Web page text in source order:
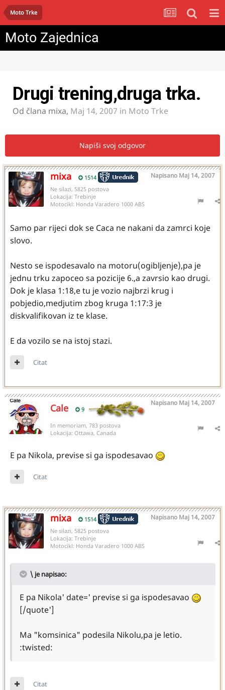
Moto Trke
Moto Zajednica
Drugi trening,druga trka.
Od člana mixa, Maj 14, 2007 in Moto Trke
Napiši svoj odgovor
mixa 1514 Napisano Maj 14, 2007
Ne silazi, 5825 postova
Lokacija: Trebinje
Motocikl: Honda Varadero 1000 ABS
Samo par rijeci dok se Caca ne nakani da zamrci koje
slovo.
Nesto se ispodesavalo na motoru(ogibljenje),pa je
jednu trku zapoceo sa pozicije 6.,a zavrsio kao drugi.
Dok je klasa 1:18,e tu je vozio najbrzi krug i
pobjedio,medjutim zbog kruga 1:17:3 je
diskvalifikovan iz te klase.
E da vozilo se na istoj stazi.
Citat
Cale 9
Napisano Maj 14, 2007
In memoriam, 783 postova
Lokacija: Ottawa, Canada
E pa Nikola, previse si ga ispodesavao
Citat
mixa 1514 Napisano Maj 14, 2007
Ne silazi, 5825 postova
Lokacija: Trebinje
Motocikl: Honda Varadero 1000 ABS
\ je napisao:
E pa Nikola' date=' previse si ga ispodesavao
[/quote']
Ma "komsinica" podesila Nikolu,pa je letio.
:twisted:
Citat